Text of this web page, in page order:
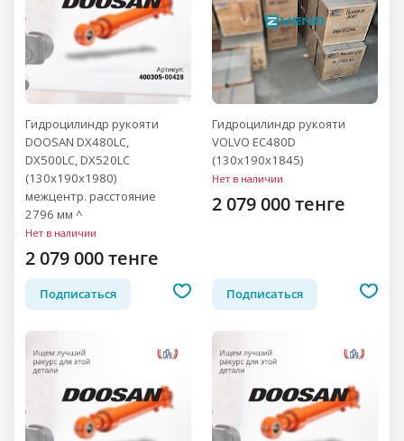
Гидроцилиндр рукояти
DOOSAN DX480LC,
DX500LC, DX520LC
(130x190x1980)
межцентр. расстояние
2796 мм ^
Нет в наличии
2 079 000 тенге
Подписаться
Гидроцилиндр рукояти
VOLVO EC480D
(130x190x1845)
Нет в наличии
2 079 000 тенге
Подписаться